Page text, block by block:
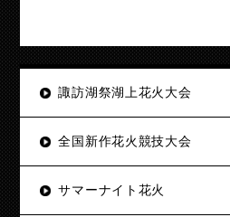
諏訪湖祭湖上花火大会
全国新作花火競技大会
サマーナイト花火